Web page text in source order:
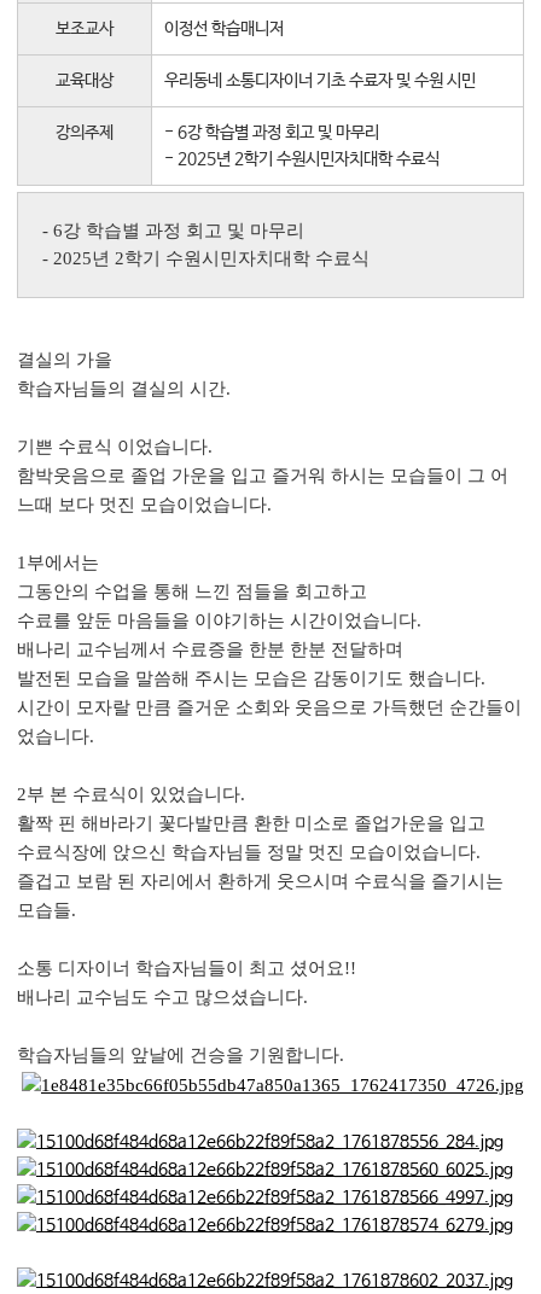
자주묻는질문
1:1온라인상담
자치동아리
보조교사 이정선 학습매니저
교육대상 우리동네 소통디자이너 기초 수료자 및 수원 시민
강의주제
- 6강 학습별 과정 회고 및 마무리
- 2025년 2학기 수원시민자치대학 수료식
- 6강 학습별 과정 회고 및 마무리
- 2025년 2학기 수원시민자치대학 수료식
결실의 가을
학습자님들의 결실의 시간.
기쁜 수료식 이었습니다.
함박웃음으로 졸업 가운을 입고 즐거워 하시는 모습들이 그 어
느때 보다 멋진 모습이었습니다.
1부에서는
그동안의 수업을 통해 느낀 점들을 회고하고
수료를 앞둔 마음들을 이야기하는 시간이었습니다.
배나리 교수님께서 수료증을 한분 한분 전달하며
발전된 모습을 말씀해 주시는 모습은 감동이기도 했습니다.
시간이 모자랄 만큼 즐거운 소회와 웃음으로 가득했던 순간들이
었습니다.
2부 본 수료식이 있었습니다.
활짝 핀 해바라기 꽃다발만큼 환한 미소로 졸업가운을 입고
수료식장에 앉으신 학습자님들 정말 멋진 모습이었습니다.
즐겁고 보람 된 자리에서 환하게 웃으시며 수료식을 즐기시는
모습들.
소통 디자이너 학습자님들이 최고 셨어요!!
배나리 교수님도 수고 많으셨습니다.
학습자님들의 앞날에 건승을 기원합니다.